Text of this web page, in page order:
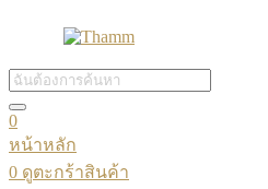
0
หน้าหลัก
0 ดูตะกร้าสินค้า